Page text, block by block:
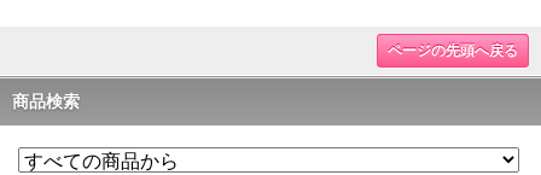
ページの先頭へ戻る
商品検索